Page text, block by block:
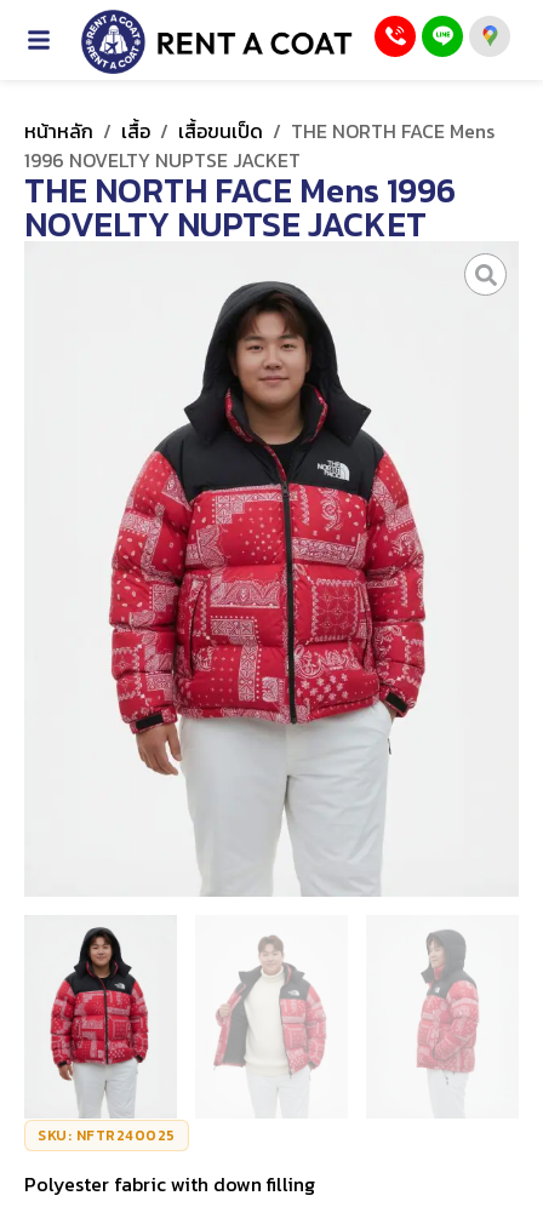
หน้าหลัก / เสื้อ / เสื้อขนเป็ด / THE NORTH FACE Mens
1996 NOVELTY NUPTSE JACKET
THE NORTH FACE Mens 1996
NOVELTY NUPTSE JACKET
SKU: NFTR240025
Polyester fabric with down filling